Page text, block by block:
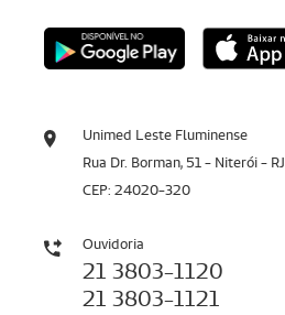
Unimed Leste Fluminense
Rua Dr. Borman, 51 - Niterói - RJ
CEP: 24020-320
Ouvidoria
21 3803-1120
21 3803-1121